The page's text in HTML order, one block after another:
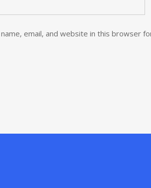
name, email, and website in this browser